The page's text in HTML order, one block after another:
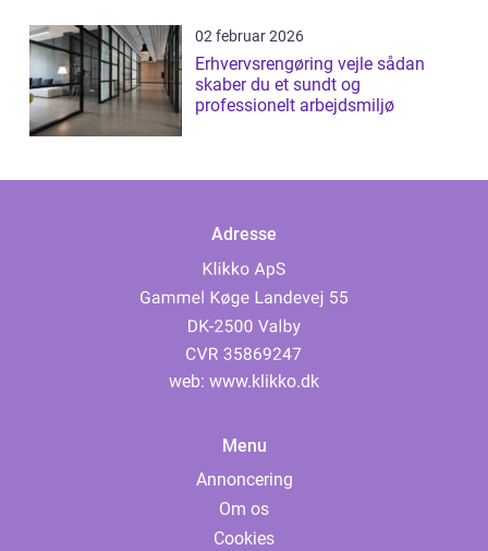
02 februar 2026
Erhvervsrengøring vejle sådan
skaber du et sundt og
professionelt arbejdsmiljø
Adresse
web: www.klikko.dk
Menu
Annoncering
Om os
Cookies